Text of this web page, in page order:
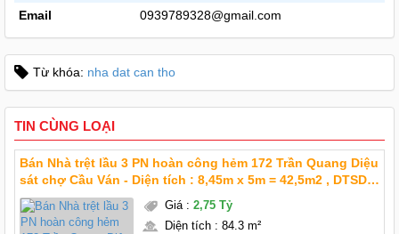
Email
0939789328@gmail.com
Từ khóa: nha dat can tho
TIN CÙNG LOẠI
Bán Nhà trệt lầu 3 PN hoàn công hẻm 172 Trần Quang Diệu
sát chợ Cầu Ván - Diện tích : 8,45m x 5m = 42,5m2 , DTSD
84,3m2 - Giá mới : 2 Tỷ 750 triệu TL chính chủ - Kết cấu :
nhà trệt lầu 3 phòng ngủ (
Giá: 2,75 Tỷ
Diện tích: 84.3 m²